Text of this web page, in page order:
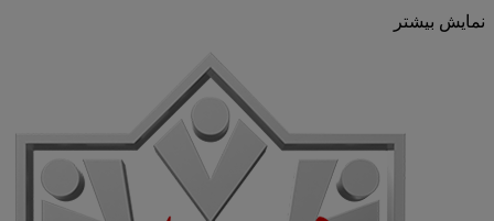
نمایش بیشتر